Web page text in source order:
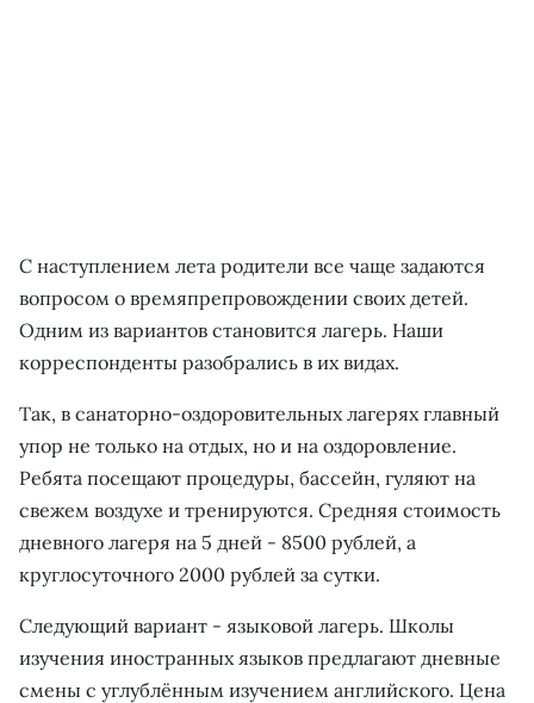
С наступлением лета родители все чаще задаются
вопросом о времяпрепровождении своих детей.
Одним из вариантов становится лагерь. Наши
корреспонденты разобрались в их видах.
Так, в санаторно-оздоровительных лагерях главный
упор не только на отдых, но и на оздоровление.
Ребята посещают процедуры, бассейн, гуляют на
свежем воздухе и тренируются. Средняя стоимость
дневного лагеря на 5 дней - 8500 рублей, а
круглосуточного 2000 рублей за сутки.
Следующий вариант - языковой лагерь. Школы
изучения иностранных языков предлагают дневные
смены с углублённым изучением английского. Цена